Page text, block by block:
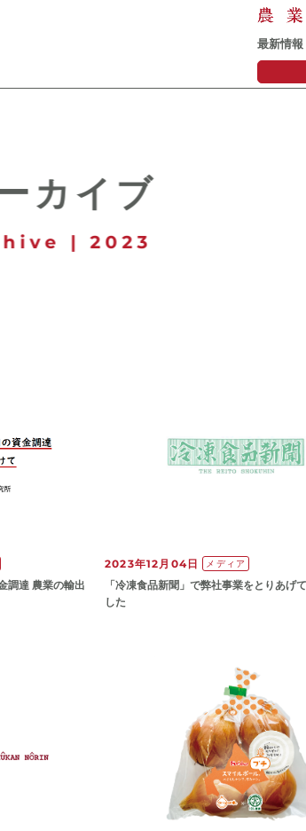
最新情報
カイブ
| 2023
調達 農業の輸出
2023年12月04日 メディア
「冷凍食品新聞」で弊社事業をとりあげ
した